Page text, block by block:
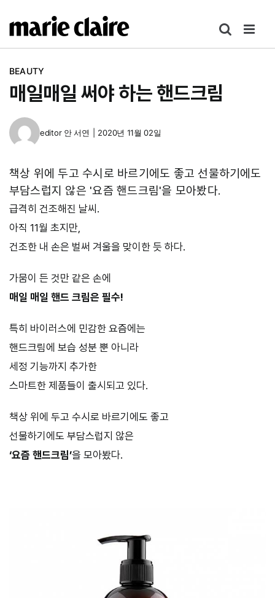
텐
BEAUTY
매일매일 써야 하는 핸드크림
editor 안 서연 2020년 11월 02일
책상 위에 두고 수시로 바르기에도 좋고 선물하기에도
부담스럽지 않은 '요즘 핸드크림'을 모아봤다.
급격히 건조해진 날씨.
아직 11월 초지만,
건조한 내 손은 벌써 겨울을 맞이한 듯 하다.
가뭄이 든 것만 같은 손에
매일 매일 핸드 크림은 필수!
특히 바이러스에 민감한 요즘에는
핸드크림에 보습 성분 뿐 아니라
세정 기능까지 추가한
스마트한 제품들이 출시되고 있다.
책상 위에 두고 수시로 바르기에도 좋고
선물하기에도 부담스럽지 않은
‘요즘 핸드크림’을 모아봤다.